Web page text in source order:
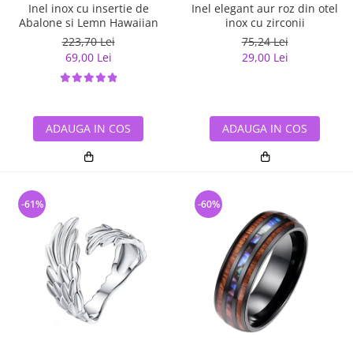
Inel inox cu insertie de
Abalone si Lemn Hawaiian
223,70 Lei
69,00 Lei
ADAUGA IN COS
Inel elegant aur roz din otel
inox cu zirconii
75,24 Lei
29,00 Lei
ADAUGA IN COS
-61% -60%